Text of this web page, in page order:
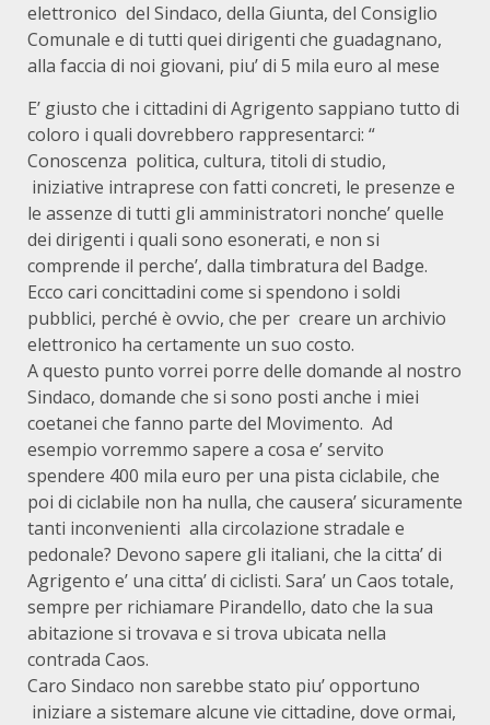
elettronico del Sindaco, della Giunta, del Consiglio
Comunale e di tutti quei dirigenti che guadagnano,
alla faccia di noi giovani, piu’ di 5 mila euro al mese
E’ giusto che i cittadini di Agrigento sappiano tutto di
coloro i quali dovrebbero rappresentarci: “
Conoscenza politica, cultura, titoli di studio,
iniziative intraprese con fatti concreti, le presenze e
le assenze di tutti gli amministratori nonche’ quelle
dei dirigenti i quali sono esonerati, e non si
comprende il perche’, dalla timbratura del Badge.
Ecco cari concittadini come si spendono i soldi
pubblici, perché è ovvio, che per creare un archivio
elettronico ha certamente un suo costo.
A questo punto vorrei porre delle domande al nostro
Sindaco, domande che si sono posti anche i miei
coetanei che fanno parte del Movimento. Ad
esempio vorremmo sapere a cosa e’ servito
spendere 400 mila euro per una pista ciclabile, che
poi di ciclabile non ha nulla, che causera’ sicuramente
tanti inconvenienti alla circolazione stradale e
pedonale? Devono sapere gli italiani, che la citta’ di
Agrigento e’ una citta’ di ciclisti. Sara’ un Caos totale,
sempre per richiamare Pirandello, dato che la sua
abitazione si trovava e si trova ubicata nella
contrada Caos.
Caro Sindaco non sarebbe stato piu’ opportuno
iniziare a sistemare alcune vie cittadine, dove ormai,